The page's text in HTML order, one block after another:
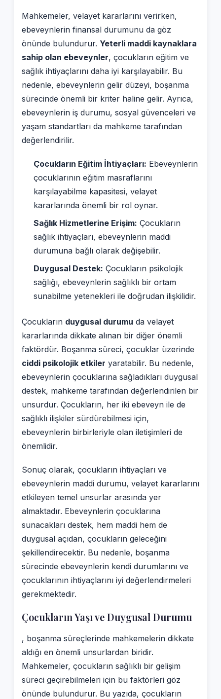
Mahkemeler, velayet kararlarını verirken,
ebeveynlerin finansal durumunu da göz
önünde bulundurur. Yeterli maddi kaynaklara
sahip olan ebeveynler, çocukların eğitim ve
sağlık ihtiyaçlarını daha iyi karşılayabilir. Bu
nedenle, ebeveynlerin gelir düzeyi, boşanma
sürecinde önemli bir kriter haline gelir. Ayrıca,
ebeveynlerin iş durumu, sosyal güvenceleri ve
yaşam standartları da mahkeme tarafından
değerlendirilir.
Çocukların Eğitim İhtiyaçları: Ebeveynlerin
çocuklarının eğitim masraflarını
karşılayabilme kapasitesi, velayet
kararlarında önemli bir rol oynar.
Sağlık Hizmetlerine Erişim: Çocukların
sağlık ihtiyaçları, ebeveynlerin maddi
durumuna bağlı olarak değişebilir.
Duygusal Destek: Çocukların psikolojik
sağlığı, ebeveynlerin sağlıklı bir ortam
sunabilme yetenekleri ile doğrudan ilişkilidir.
Çocukların duygusal durumu da velayet
kararlarında dikkate alınan bir diğer önemli
faktördür. Boşanma süreci, çocuklar üzerinde
ciddi psikolojik etkiler yaratabilir. Bu nedenle,
ebeveynlerin çocuklarına sağladıkları duygusal
destek, mahkeme tarafından değerlendirilen bir
unsurdur. Çocukların, her iki ebeveyn ile de
sağlıklı ilişkiler sürdürebilmesi için,
ebeveynlerin birbirleriyle olan iletişimleri de
önemlidir.
Sonuç olarak, çocukların ihtiyaçları ve
ebeveynlerin maddi durumu, velayet kararlarını
etkileyen temel unsurlar arasında yer
almaktadır. Ebeveynlerin çocuklarına
sunacakları destek, hem maddi hem de
duygusal açıdan, çocukların geleceğini
şekillendirecektir. Bu nedenle, boşanma
sürecinde ebeveynlerin kendi durumlarını ve
çocuklarının ihtiyaçlarını iyi değerlendirmeleri
gerekmektedir.
Çocukların Yaşı ve Duygusal Durumu
, boşanma süreçlerinde mahkemelerin dikkate
aldığı en önemli unsurlardan biridir.
Mahkemeler, çocukların sağlıklı bir gelişim
süreci geçirebilmeleri için bu faktörleri göz
önünde bulundurur. Bu yazıda, çocukların